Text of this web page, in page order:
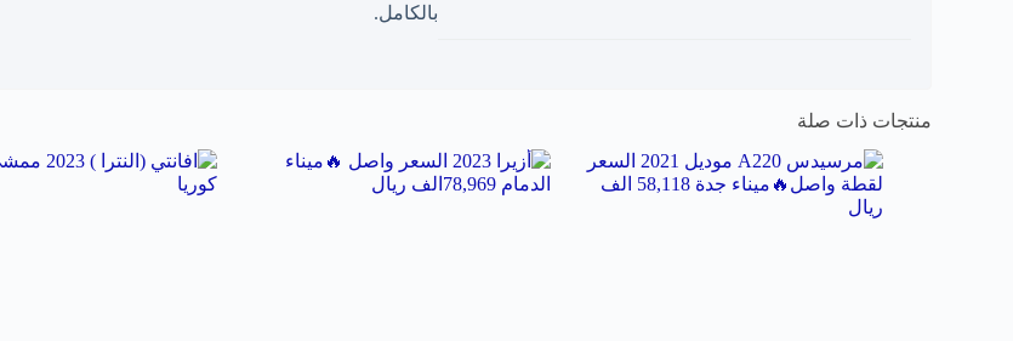
بالكامل.
منتجات ذات صلة